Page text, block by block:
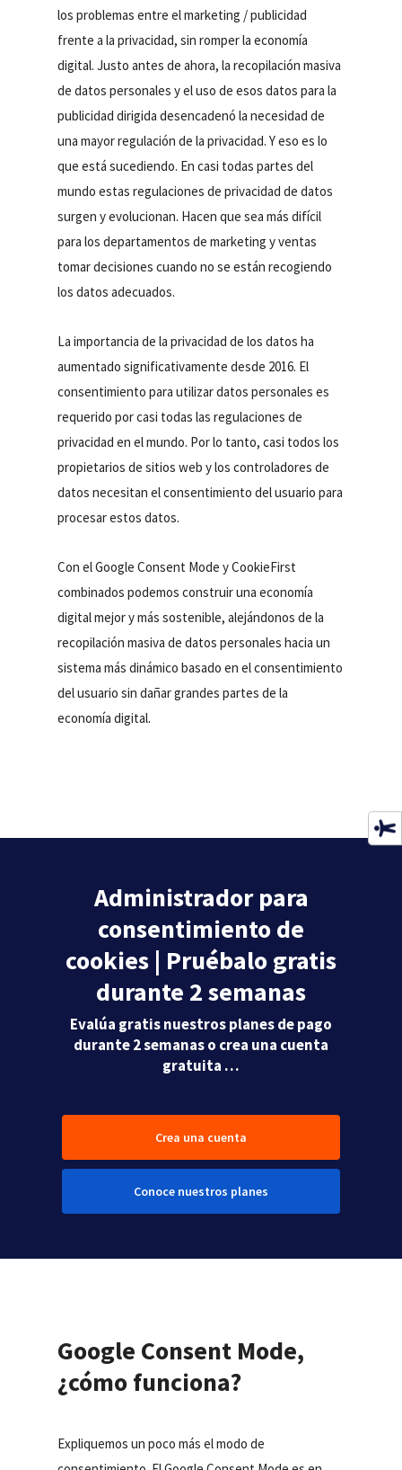
los problemas entre el marketing / publicidad
frente a la privacidad, sin romper la economía
digital. Justo antes de ahora, la recopilación masiva
de datos personales y el uso de esos datos para la
publicidad dirigida desencadenó la necesidad de
una mayor regulación de la privacidad. Y eso es lo
que está sucediendo. En casi todas partes del
mundo estas regulaciones de privacidad de datos
surgen y evolucionan. Hacen que sea más difícil
para los departamentos de marketing y ventas
tomar decisiones cuando no se están recogiendo
los datos adecuados.
La importancia de la privacidad de los datos ha
aumentado significativamente desde 2016. El
consentimiento para utilizar datos personales es
requerido por casi todas las regulaciones de
privacidad en el mundo. Por lo tanto, casi todos los
propietarios de sitios web y los controladores de
datos necesitan el consentimiento del usuario para
procesar estos datos.
Con el Google Consent Mode y CookieFirst
combinados podemos construir una economía
digital mejor y más sostenible, alejándonos de la
recopilación masiva de datos personales hacia un
sistema más dinámico basado en el consentimiento
del usuario sin dañar grandes partes de la
economía digital.
Administrador para
consentimiento de
cookies | Pruébalo gratis
durante 2 semanas
Evalúa gratis nuestros planes de pago
durante 2 semanas o crea una cuenta
gratuita …
Crea una cuenta
Conoce nuestros planes
Google Consent Mode,
¿cómo funciona?
Expliquemos un poco más el modo de